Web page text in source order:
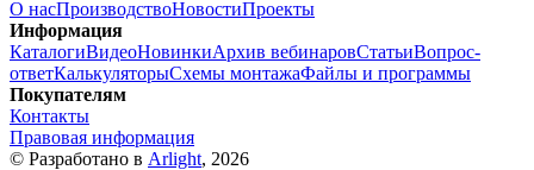
О насПроизводствоНовостиПроекты
Информация
КаталогиВидеоНовинкиАрхив вебинаровСтатьиВопрос-
ответКалькуляторыСхемы монтажаФайлы и программы
Покупателям
Контакты
Правовая информация
© Разработано в Arlight, 2026